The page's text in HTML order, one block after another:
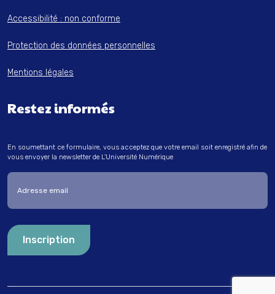
Accessibilité : non conforme
Protection des données personnelles
Mentions légales
Restez informés
En soumettant ce formulaire, vous acceptez que votre email soit enregistré afin de
vous envoyer la newsletter de L'Université Numérique